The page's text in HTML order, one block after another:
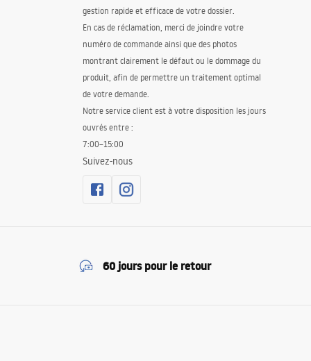
gestion rapide et efficace de votre dossier.
En cas de réclamation, merci de joindre votre
numéro de commande ainsi que des photos
montrant clairement le défaut ou le dommage du
produit, afin de permettre un traitement optimal
de votre demande.
Notre service client est à votre disposition les jours
ouvrés entre :
7:00–15:00
Suivez-nous
60 jours pour le retour